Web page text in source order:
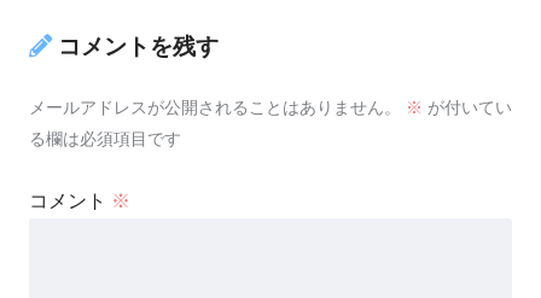
コメントを残す
メールアドレスが公開されることはありません。 ※ が付いてい
る欄は必須項目です
コメント ※